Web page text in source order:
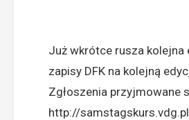
Już wkrótce rusza kolejna
zapisy DFK na kolejną
Zgłoszenia przyjmowane
http://